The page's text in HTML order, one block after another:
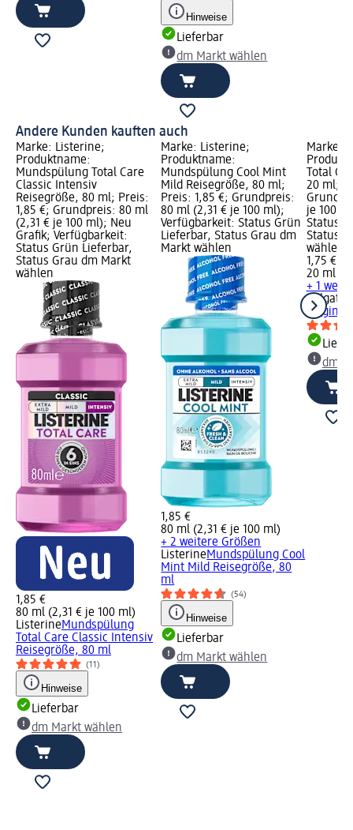
Hinweise
Lieferbar
dm Markt wählen
Andere Kunden kauften auch
Marke: Listerine;
Produktname:
Mundspülung Total Care
Classic Intensiv
Reisegröße, 80 ml; Preis:
1,85 €; Grundpreis: 80 ml
(2,31 € je 100 ml); Neu
Grafik; Verfügbarkeit:
Status Grün Lieferbar,
Status Grau dm Markt
wählen
1,85 €
80 ml (2,31 € je 100 ml)
ListerineMundspülung
Total Care Classic Intensiv
Reisegröße, 80 ml
(11)
Hinweise
Lieferbar
dm Markt wählen
Marke: Listerine;
Produktname:
Mundspülung Cool Mint
Mild Reisegröße, 80 ml;
Preis: 1,85 €; Grundpreis:
80 ml (2,31 € je 100 ml);
Verfügbarkeit: Status Grün
Lieferbar, Status Grau dm
Markt wählen
1,85 €
80 ml (2,31 € je 100 ml)
+ 2 weitere Größen
ListerineMundspülung Cool
Mint Mild Reisegröße, 80
ml
(54)
Hinweise
Lieferbar
dm Markt wählen
Marke:
Total
20 ml;
je 100
Status
Status
wählen
1,75 €
20 ml
+ 1
Colgate
Original
dm